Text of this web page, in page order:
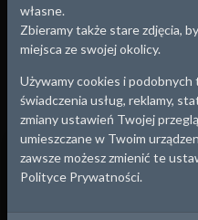
Jędrzejów, woj. Świętokrzyskie
Dawny Jędrzejów
stronę Kazimierzy Wielkiej.
własne.
Zbieramy także stare zdjęcia,
miejsca ze swojej okolicy.
Używamy cookies i podobnych
świadczenia usług, reklamy,
zmiany ustawień Twojej
umieszczane w Twoim
zawsze możesz zmienić te
Polityce Prywatności.